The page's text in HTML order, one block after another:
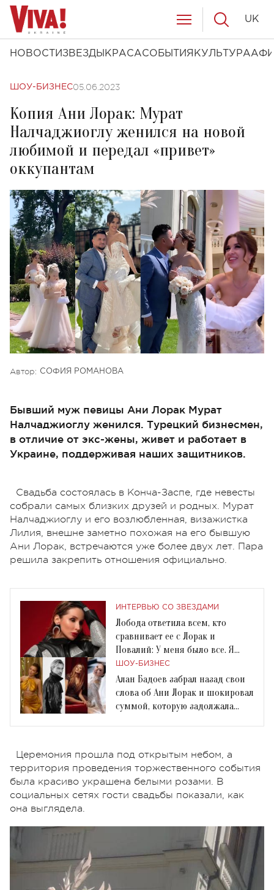
НОВОСТИ ЗВЕЗДЫ КРАСАСОБЫТИЯ КУЛЬТУРА
UK
ШОУ-БИЗНЕС05.06.2023
Копия Ани Лорак: Мурат
Налчаджиоглу женился на новой
любимой и передал «привет»
оккупантам
Автор: СОФИЯ РОМАНОВА
Бывший муж певицы Ани Лорак Мурат
Налчаджиоглу женился. Турецкий бизнесмен,
в отличие от экс-жены, живет и работает в
Украине, поддерживая наших защитников.
Свадьба состоялась в Конча-Заспе, где невесты
собрали самых близких друзей и родных. Мурат
Налчаджиоглу и его возлюбленная, визажистка
Лилия, внешне заметно похожая на его бывшую
Ани Лорак, встречаются уже более двух лет. Пара
решила закрепить отношения официально.
ИНТЕРВЬЮ СО ЗВЕЗДАМИ
Лобода ответила всем, кто
сравнивает ее с Лорак и
Повалий: У меня было все. Я
была артистом номер 1
ШОУ-БИЗНЕС
Алан Бадоев забрал назад свои
слова об Ани Лорак и шокировал
суммой, которую задолжала
Церемония прошла под открытым небом, а
территория проведения торжественного события
была красиво украшена белыми розами. В
социальных сетях гости свадьбы показали, как
она выглядела.